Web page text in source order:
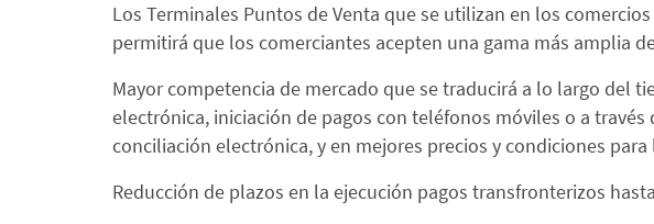
Los Terminales Puntos de Venta que se utilizan en los
permitirá que los comerciantes acepten una gama más amplia
Mayor competencia de mercado que se traducirá a lo largo del
electrónica, iniciación de pagos con teléfonos móviles o a
conciliación electrónica, y en mejores precios y condiciones
Reducción de plazos en la ejecución pagos transfronterizos